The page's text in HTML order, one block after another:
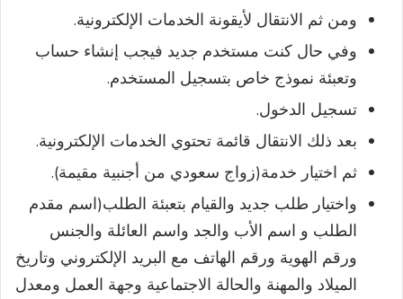
ومن ثم الانتقال لأيقونة الخدمات الإلكترونية.
وفي حال كنت مستخدم جديد فيجب إنشاء حساب
وتعبئة نموذج خاص بتسجيل المستخدم.
تسجيل الدخول.
بعد ذلك الانتقال قائمة تحتوي الخدمات الإلكترونية.
ثم اختيار خدمة(زواج سعودي من أجنبية مقيمة).
واختيار طلب جديد والقيام بتعبئة الطلب(اسم مقدم
الطلب و اسم الأب والجد واسم العائلة والجنس
ورقم الهوية ورقم الهاتف مع البريد الإلكتروني وتاريخ
الميلاد والمهنة والحالة الاجتماعية وجهة العمل ومعدل